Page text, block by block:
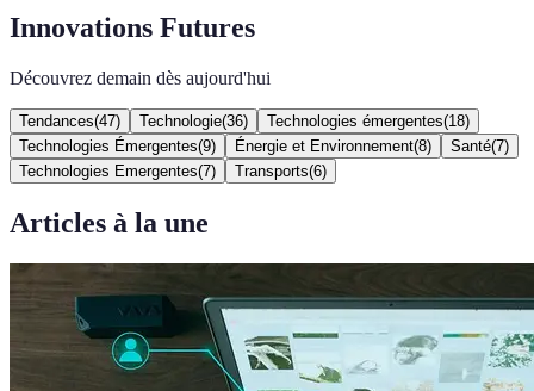
Innovations Futures
Découvrez demain dès aujourd'hui
Tendances(47) Technologie(36) Technologies émergentes(18)
Technologies Émergentes(9) Énergie et Environnement(8) Santé(7)
Technologies Emergentes(7) Transports(6)
Articles à la une